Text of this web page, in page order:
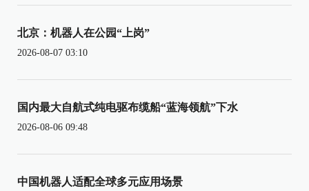
北京：机器人在公园“上岗”
2026-08-07 03:10
国内最大自航式纯电驱布缆船“蓝海领航”下水
2026-08-06 09:48
中国机器人适配全球多元应用场景